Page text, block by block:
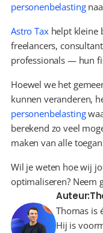
personenbelasting
Astro Tax helpt kleine
freelancers,
professionals — hun
Hoewel we het
personenbelasting
berekend zo veel
maken van alle
Wil je weten hoe wij
optimaliseren? Neem
Auteur:
Thomas is
Hij is